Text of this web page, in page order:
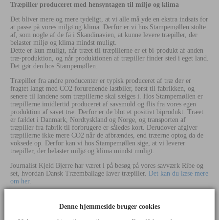
Træpiller produceret med hensyntagen til miljø og klima
Det bliver mere og mere tydeligt, at vi alle må yde en ekstra indsats for
at passe på vores miljø og klima. Derfor er vi hos Stampemøllen stolte
af, som nogle af de få i Skandinavien, at kunne levere træpiller, der
belaster miljø og klima mindst muligt.
Dette er kun muligt, når træet til træpillerne er et bi-produkt af anden
træ-produktion, og når produktionen af træpiller finder sted i eget land.
Det gør den hos Stampemøllen.
Træpiller fra andre producenter er typisk produceret af træ der er
fragtet langt med CO2 forurenende lastbiler, først til fabrikken, og
senere til landene som træpillerne skal sælges i. Hos Stampemøllen er
træpillerne imidlertid produceret af savsmuld og flis fra vores egen
produktion af savet træ. Derfor er de blot et positivt biprodukt. Træet
er fældet i Danmark, Nordtyskland og Norge, og transporten af
træpiller fra fabrik til forbrugere er således kort. Derudover afgiver
træpillerne ikke mere CO2 når de afbrændes, end træerne optog da de
voksede op. Derfor kan vi hos Stampemøllen sige, at vi leverer
træpiller, der belaster miljø og klima mindst muligt.
Journalist Kjeld Bjerre har været i på besøg på vores savværk Ribe og
set, hvordan Dansk Træemballage laver træpiller. Det kan du læse mere
om her.
Kvalitet - HD-træpillerDenne hjemmeside bruger cookies